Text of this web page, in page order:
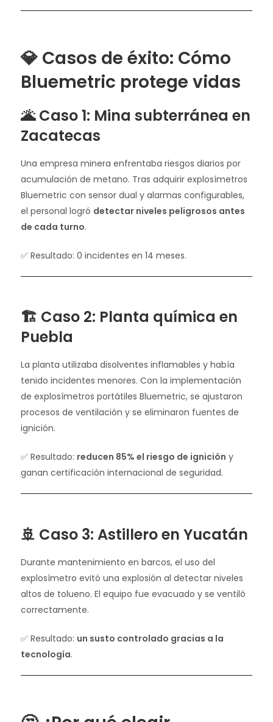
💎 Casos de éxito: Cómo
Bluemetric protege vidas
🌋 Caso 1: Mina subterránea en
Zacatecas
Una empresa minera enfrentaba riesgos diarios por
acumulación de metano. Tras adquirir explosímetros
Bluemetric con sensor dual y alarmas configurables,
el personal logró detectar niveles peligrosos antes
de cada turno.
✅ Resultado: 0 incidentes en 14 meses.
🏗️ Caso 2: Planta química en
Puebla
La planta utilizaba disolventes inflamables y había
tenido incidentes menores. Con la implementación
de explosímetros portátiles Bluemetric, se ajustaron
procesos de ventilación y se eliminaron fuentes de
ignición.
✅ Resultado: reducen 85% el riesgo de ignición y
ganan certificación internacional de seguridad.
🚢 Caso 3: Astillero en Yucatán
Durante mantenimiento en barcos, el uso del
explosímetro evitó una explosión al detectar niveles
altos de tolueno. El equipo fue evacuado y se ventiló
correctamente.
✅ Resultado: un susto controlado gracias a la
tecnología.